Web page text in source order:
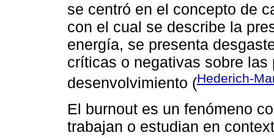
se centró en el concepto de
con el cual se describe la
energía, se presenta
críticas o negativas sobre
desenvolvimiento (Hederich-
El burnout es un fenómeno
trabajan o estudian en